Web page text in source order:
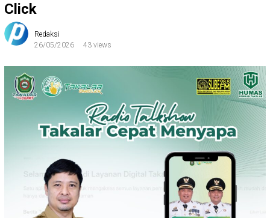
Click
Redaksi
26/05/2026
43 views